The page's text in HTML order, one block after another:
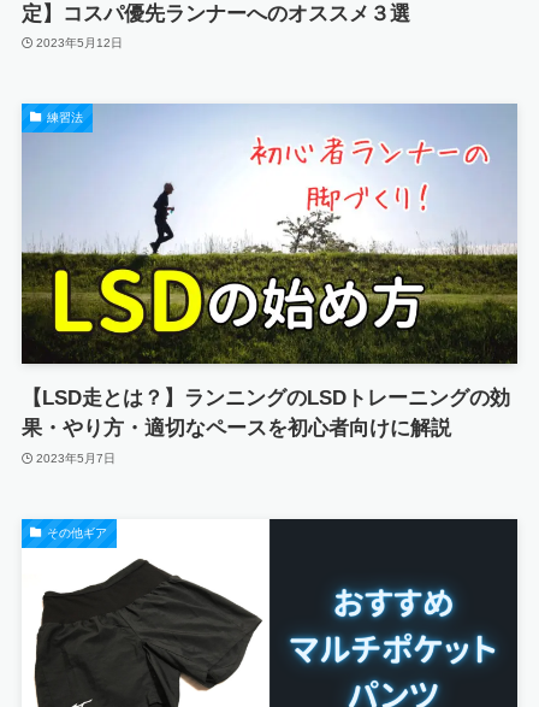
定】コスパ優先ランナーへのオススメ３選
2023年5月12日
練習法
【LSD走とは？】ランニングのLSDトレーニングの効
果・やり方・適切なペースを初心者向けに解説
2023年5月7日
その他ギア